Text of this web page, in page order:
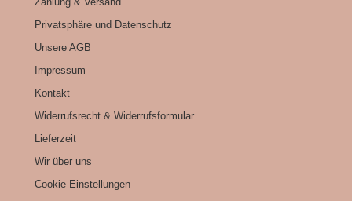
Privatsphäre und Datenschutz
Unsere AGB
Impressum
Kontakt
Widerrufsrecht & Widerrufsformular
Lieferzeit
Wir über uns
Cookie Einstellungen